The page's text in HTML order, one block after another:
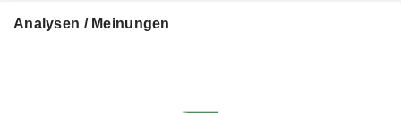
Analysen / Meinungen